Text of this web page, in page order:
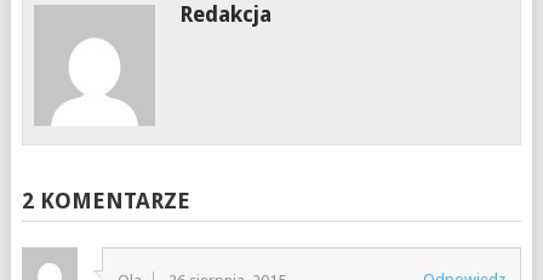
Redakcja
2 KOMENTARZE